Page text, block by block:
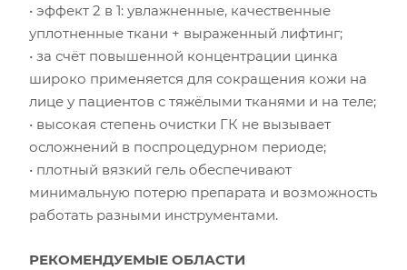
• эффект 2 в 1: увлажненные, качественные
уплотненные ткани + выраженный лифтинг;
• за счёт повышенной концентрации цинка
широко применяется для сокращения кожи на
лице у пациентов с тяжёлыми тканями и на теле;
• высокая степень очистки ГК не вызывает
осложнений в поспроцедурном периоде;
• плотный вязкий гель обеспечивают
минимальную потерю препарата и возможность
работать разными инструментами.
РЕКОМЕНДУЕМЫЕ ОБЛАСТИ